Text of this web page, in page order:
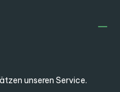
unseren Service.